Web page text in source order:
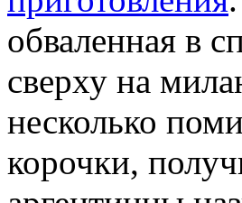
обваленная в
сверху на
несколько
корочки,